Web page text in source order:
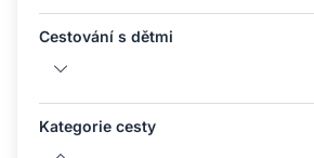
Cestování s dětmi
Kategorie cesty